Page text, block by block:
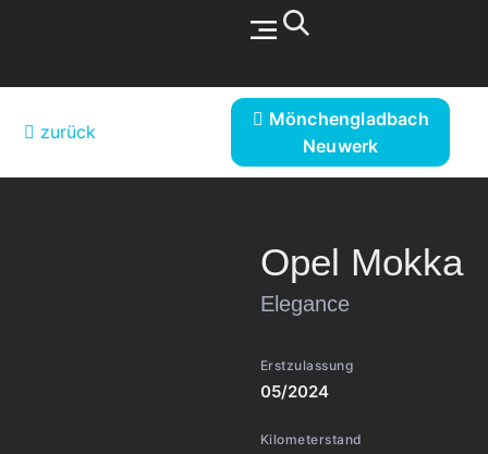
zurück
Mönchengladbach
Neuwerk
Opel Mokka
Elegance
Erstzulassung
05/2024
Kilometerstand